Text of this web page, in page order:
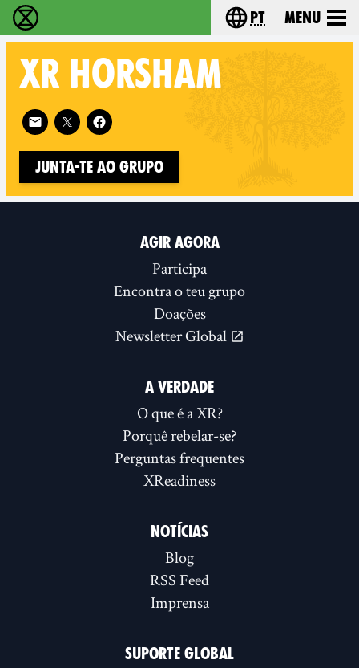
Extinction Rebellion - Home Choose your
pt Menu
XR HORSHAM
Follow XR Horsham on
Junta-te ao Grupo
AGIR AGORA
Participa
Encontra o teu grupo
Doações
Newsletter Global
A VERDADE
O que é a XR?
Porquê rebelar-se?
Perguntas frequentes
XReadiness
NOTÍCIAS
Blog
RSS Feed
Imprensa
SUPORTE GLOBAL